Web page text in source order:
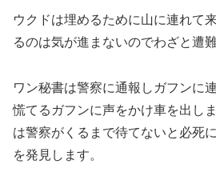
ウクドは埋めるために山に連れて
るのは気が進まないのでわざと遭
ワン秘書は警察に通報しガフンに
慌てるガフンに声をかけ車を出し
は警察がくるまで待てないと必死
を発見します。